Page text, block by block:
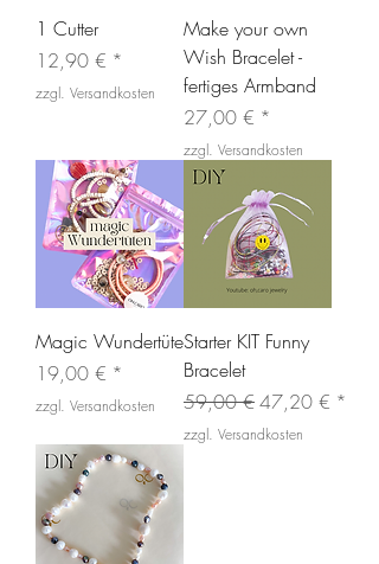
1 Cutter
Preis
12,90 €
zzgl. Versandkosten
Make your own
Wish Bracelet -
fertiges Armband
Preis
27,00 €
zzgl. Versandkosten
Magic Wundertüte
Preis
19,00 €
zzgl. Versandkosten
Starter KIT Funny
Bracelet
Standardpreis
59,00 €Sale-Preis
47,20 €
zzgl. Versandkosten